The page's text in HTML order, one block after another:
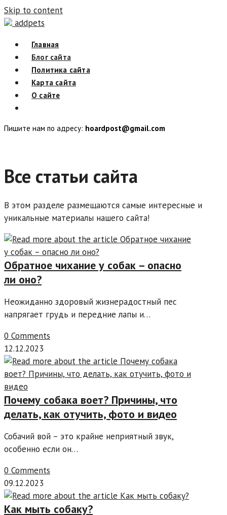
Skip to content
addpets
Главная
Блог сайта
Политика сайта
Карта сайта
О сайте
Пишите нам по адресу: hoardpost@gmail.com
Все статьи сайта
В этом разделе размещаются самые интересные и
уникальные материалы нашего сайта!
Обратное чихание у собак – опасно
ли оно?
Неожиданно здоровый жизнерадостный пес
напрягает грудь и передние лапы и…
0 Comments
12.12.2023
Почему собака воет? Причины, что
делать, как отучить, фото и видео
Собачий вой – это крайне неприятный звук,
особенно если он…
0 Comments
09.12.2023
Как мыть собаку?